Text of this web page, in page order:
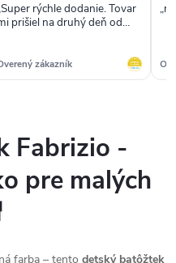
rýchle dodanie. Tovar
prišiel na druhý deň od
široký sortiment. Určite
niečo objednám.“
zákazník
Fabrizio -
pre malých
farba – tento detský batôžtek